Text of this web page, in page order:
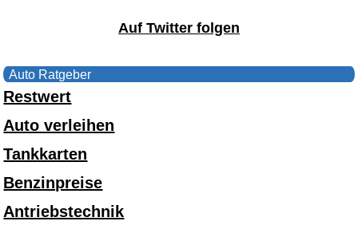
Auf Twitter folgen
Auto Ratgeber
Restwert
Auto verleihen
Tankkarten
Benzinpreise
Antriebstechnik